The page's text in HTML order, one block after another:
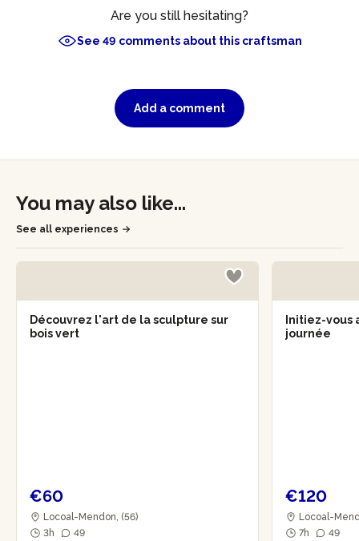
Are you still hesitating?
See 49 comments about this craftsman
Add a comment
You may also like...
See all experiences
Découvrez l'art de la sculpture sur
bois vert
€60
Locoal-Mendon, (56)
3h
49
Initiez-vous
journée
€120
Locoal-
7h
49